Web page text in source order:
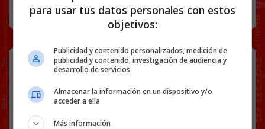
13 MAYO, 2023
Lo 100to
para usar tus datos personales con estos
objetivos:
Publicidad y contenido personalizados, medición de
publicidad y contenido, investigación de audiencia y
desarrollo de servicios
Almacenar la información en un dispositivo y/o
acceder a ella
Más información